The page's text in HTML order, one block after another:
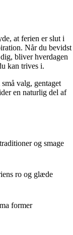
at ferien er slut i
Når du bevidst
bliver hverdagen
kan trives i.
valg, gentaget
en naturlig del af
og smage
ro og glæde
former